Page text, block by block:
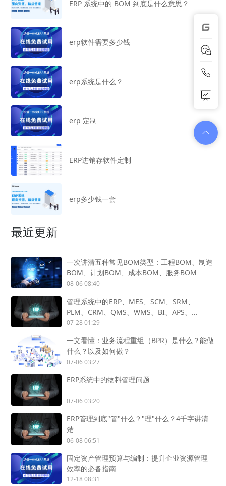
ERP 系统中的 BOM 到底是什么意思？
erp软件需要多少钱
erp系统是什么？
erp 定制
ERP进销存软件定制
erp多少钱一套
最近更新
一次讲清五种常见BOM类型：工程BOM、制造
BOM、计划BOM、成本BOM、服务BOM
08-06 08:40
管理系统中的ERP、MES、SCM、SRM、
PLM、CRM、QMS、WMS、BI、APS、
SCADA、OA怎么用？
07-28 01:29
一文看懂：业务流程重组（BPR）是什么？能做
什么？以及如何做？
07-06 03:27
ERP系统中的物料管理问题
07-06 03:20
ERP管理到底"管"什么？"理"什么？4千字讲清
楚
06-08 06:51
固定资产管理预算与编制：提升企业资源管理
效率的必备指南
12-18 08:31